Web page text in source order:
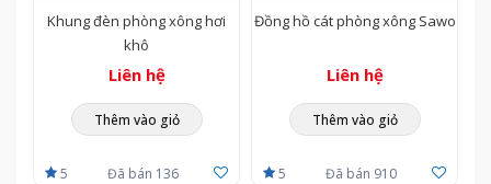
Khung đèn phòng xông hơi
khô
Liên hệ
Thêm vào giỏ
5 Đã bán 136
Đồng hồ cát phòng xông Sawo
Liên hệ
Thêm vào giỏ
5 Đã bán 910